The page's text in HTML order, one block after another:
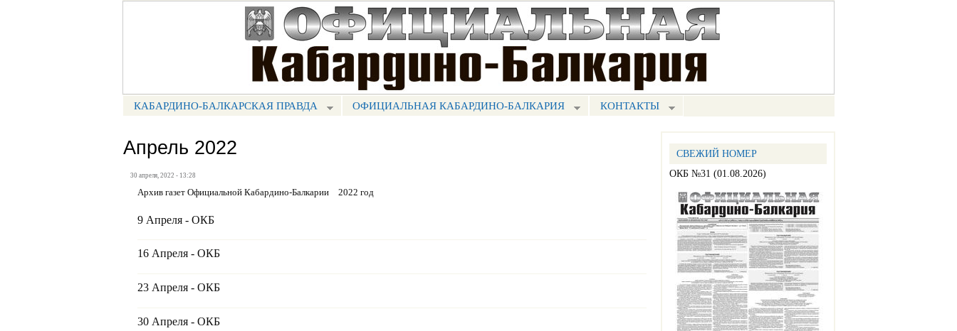
Перейти к
основному
содержанию
МЕНЮ КБП
КАБАРДИНО-БАЛКАРСКАЯ ПРАВДА ОФИЦИАЛЬНАЯ КАБАРДИНО-БАЛКАРИЯ КОНТАКТЫ
СВЕЖИЙ НОМЕР
ОКБ №31 (01.08.2026)
Апрель 2022
30 апреля, 2022 - 13:28
Архив газет Официальной Кабардино-Балкарии 2022 год
9 Апреля - ОКБ
16 Апреля - ОКБ
23 Апреля - ОКБ
30 Апреля - ОКБ